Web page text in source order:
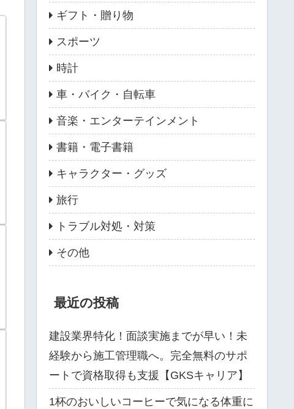
ギフト・贈り物
スポーツ
時計
車・バイク・自転車
音楽・エンターテインメント
書籍・電子書籍
キャラクター・グッズ
旅行
トラブル対処・対策
その他
最近の投稿
建設業界特化！面談実施までが早い！未
経験から施工管理職へ。完全無料のサポ
ートで資格取得も支援【GKSキャリア】
1杯のおいしいコーヒーで気になる体重に